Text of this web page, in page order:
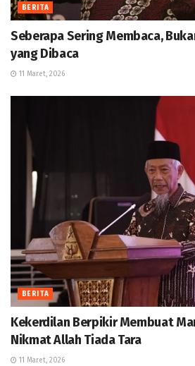
BERITA
Seberapa Sering Membaca,
yang Dibaca
11 Maret, 2026
BERITA
Kekerdilan Berpikir Membuat
Nikmat Allah Tiada Tara
11 Maret, 2026